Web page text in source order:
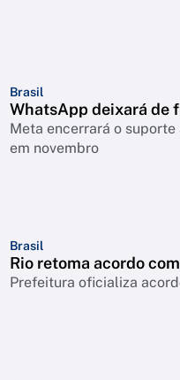
Brasil
WhatsApp deixará de
Meta encerrará o
em novembro
Brasil
Rio retoma acordo
Prefeitura oficializa